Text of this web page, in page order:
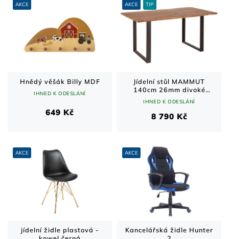
AKCE
Hnědý věšák Billy MDF
IHNED K ODESLÁNÍ
649 Kč
AKCE TIP
Jídelní stůl MAMMUT
140cm 26mm divoké
akátové dřevo
IHNED K ODESLÁNÍ
8 790 Kč
AKCE
jídelní židle plastová -
AKCE
Kancelářská židle Hunter